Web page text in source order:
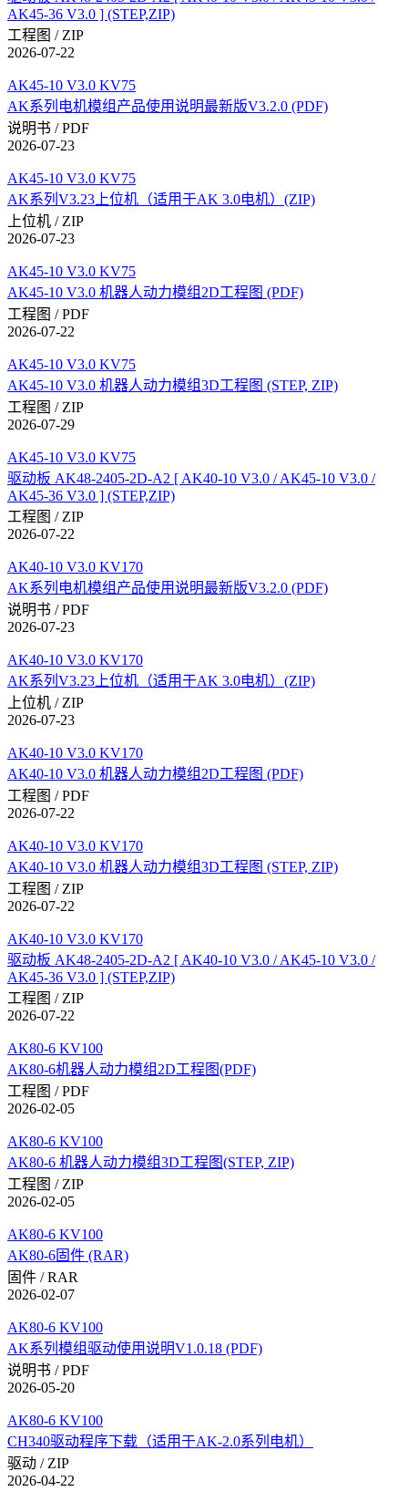
AK45-36 V3.0 ] (STEP,ZIP)
工程图 / ZIP
2026-07-22
AK45-10 V3.0 KV75
AK系列电机模组产品使用说明最新版V3.2.0 (PDF)
说明书 / PDF
2026-07-23
AK45-10 V3.0 KV75
AK系列V3.23上位机（适用于AK 3.0电机）(ZIP)
上位机 / ZIP
2026-07-23
AK45-10 V3.0 KV75
AK45-10 V3.0 机器人动力模组2D工程图 (PDF)
工程图 / PDF
2026-07-22
AK45-10 V3.0 KV75
AK45-10 V3.0 机器人动力模组3D工程图 (STEP, ZIP)
工程图 / ZIP
2026-07-29
AK45-10 V3.0 KV75
驱动板 AK48-2405-2D-A2 [ AK40-10 V3.0 / AK45-10 V3.0 /
AK45-36 V3.0 ] (STEP,ZIP)
工程图 / ZIP
2026-07-22
AK40-10 V3.0 KV170
AK系列电机模组产品使用说明最新版V3.2.0 (PDF)
说明书 / PDF
2026-07-23
AK40-10 V3.0 KV170
AK系列V3.23上位机（适用于AK 3.0电机）(ZIP)
上位机 / ZIP
2026-07-23
AK40-10 V3.0 KV170
AK40-10 V3.0 机器人动力模组2D工程图 (PDF)
工程图 / PDF
2026-07-22
AK40-10 V3.0 KV170
AK40-10 V3.0 机器人动力模组3D工程图 (STEP, ZIP)
工程图 / ZIP
2026-07-22
AK40-10 V3.0 KV170
驱动板 AK48-2405-2D-A2 [ AK40-10 V3.0 / AK45-10 V3.0 /
AK45-36 V3.0 ] (STEP,ZIP)
工程图 / ZIP
2026-07-22
AK80-6 KV100
AK80-6机器人动力模组2D工程图(PDF)
工程图 / PDF
2026-02-05
AK80-6 KV100
AK80-6 机器人动力模组3D工程图(STEP, ZIP)
工程图 / ZIP
2026-02-05
AK80-6 KV100
AK80-6固件 (RAR)
固件 / RAR
2026-02-07
AK80-6 KV100
AK系列模组驱动使用说明V1.0.18 (PDF)
说明书 / PDF
2026-05-20
AK80-6 KV100
CH340驱动程序下载（适用于AK-2.0系列电机）
驱动 / ZIP
2026-04-22